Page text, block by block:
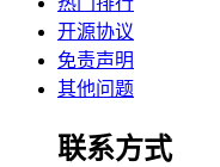
开源协议
免责声明
其他问题
联系方式